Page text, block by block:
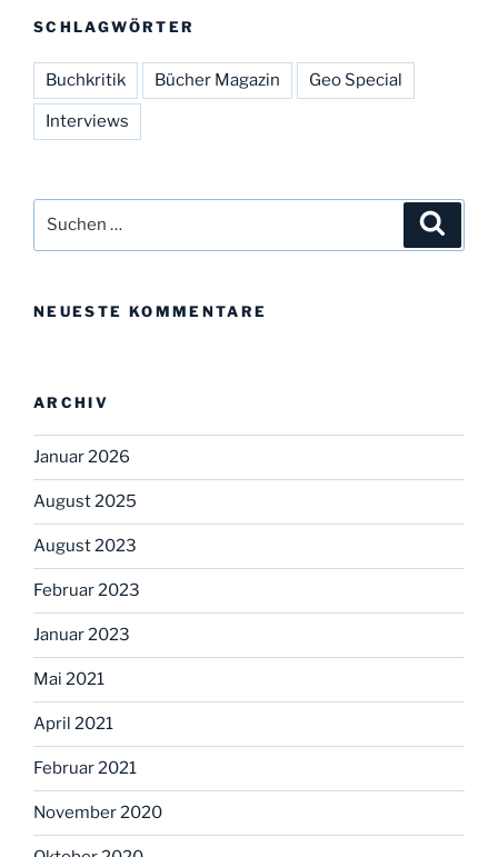
SCHLAGWÖRTER
Buchkritik Bücher Magazin Geo Special
Interviews
nach:
NEUESTE KOMMENTARE
ARCHIV
Januar 2026
August 2025
August 2023
Februar 2023
Januar 2023
Mai 2021
April 2021
Februar 2021
November 2020